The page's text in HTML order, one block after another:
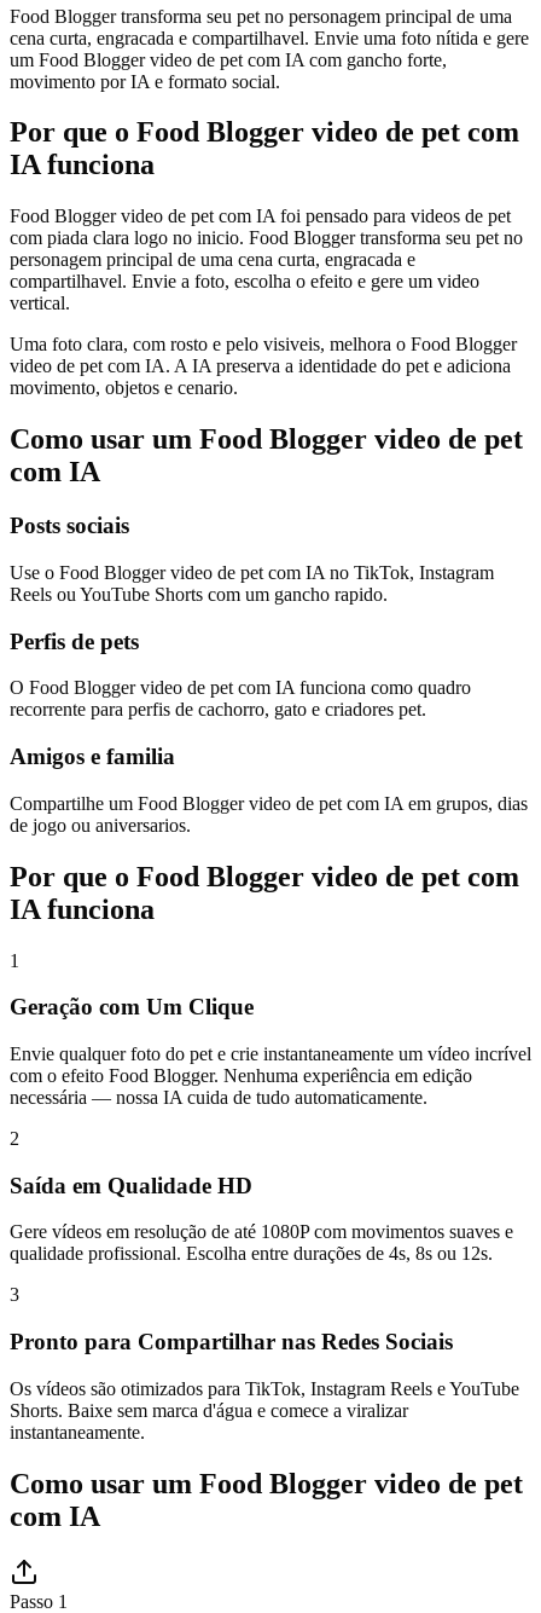
Food Blogger transforma seu pet no personagem principal de uma
cena curta, engracada e compartilhavel. Envie uma foto nítida e gere
um Food Blogger video de pet com IA com gancho forte,
movimento por IA e formato social.
Por que o Food Blogger video de pet com
IA funciona
Food Blogger video de pet com IA foi pensado para videos de pet
com piada clara logo no inicio. Food Blogger transforma seu pet no
personagem principal de uma cena curta, engracada e
compartilhavel. Envie a foto, escolha o efeito e gere um video
vertical.
Uma foto clara, com rosto e pelo visiveis, melhora o Food Blogger
video de pet com IA. A IA preserva a identidade do pet e adiciona
movimento, objetos e cenario.
Como usar um Food Blogger video de pet
com IA
Posts sociais
Use o Food Blogger video de pet com IA no TikTok, Instagram
Reels ou YouTube Shorts com um gancho rapido.
Perfis de pets
O Food Blogger video de pet com IA funciona como quadro
recorrente para perfis de cachorro, gato e criadores pet.
Amigos e familia
Compartilhe um Food Blogger video de pet com IA em grupos, dias
de jogo ou aniversarios.
Por que o Food Blogger video de pet com
IA funciona
1
Geração com Um Clique
Envie qualquer foto do pet e crie instantaneamente um vídeo incrível
com o efeito Food Blogger. Nenhuma experiência em edição
necessária — nossa IA cuida de tudo automaticamente.
2
Saída em Qualidade HD
Gere vídeos em resolução de até 1080P com movimentos suaves e
qualidade profissional. Escolha entre durações de 4s, 8s ou 12s.
3
Pronto para Compartilhar nas Redes Sociais
Os vídeos são otimizados para TikTok, Instagram Reels e YouTube
Shorts. Baixe sem marca d'água e comece a viralizar
instantaneamente.
Como usar um Food Blogger video de pet
com IA
Passo 1